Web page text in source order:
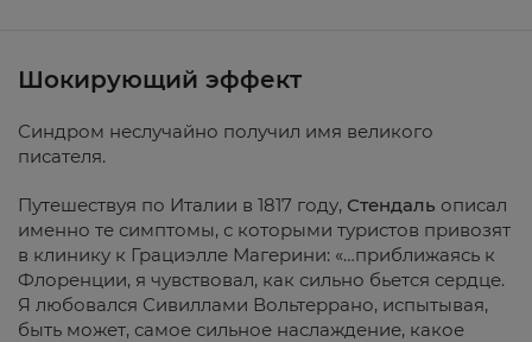
Шокирующий эффект
Синдром неслучайно получил имя великого
писателя.
Путешествуя по Италии в 1817 году, Стендаль описал
именно те симптомы, с которыми туристов привозят
в клинику к Грациэлле Магерини: «…приближаясь к
Флоренции, я чувствовал, как сильно бьется сердце.
Я любовался Сивиллами Вольтеррано, испытывая,
быть может, самое сильное наслаждение, какое